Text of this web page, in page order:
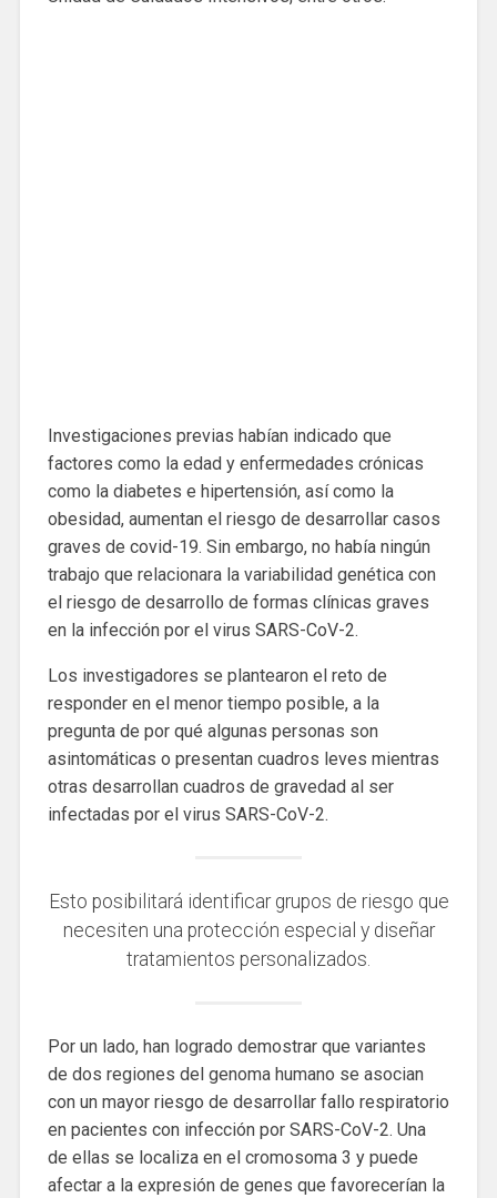
Investigaciones previas habían indicado que
factores como la edad y enfermedades crónicas
como la diabetes e hipertensión, así como la
obesidad, aumentan el riesgo de desarrollar casos
graves de covid-19. Sin embargo, no había ningún
trabajo que relacionara la variabilidad genética con
el riesgo de desarrollo de formas clínicas graves
en la infección por el virus SARS-CoV-2.
Los investigadores se plantearon el reto de
responder en el menor tiempo posible, a la
pregunta de por qué algunas personas son
asintomáticas o presentan cuadros leves mientras
otras desarrollan cuadros de gravedad al ser
infectadas por el virus SARS-CoV-2.
Esto posibilitará identificar grupos de riesgo que
necesiten una protección especial y diseñar
tratamientos personalizados.
Por un lado, han logrado demostrar que variantes
de dos regiones del genoma humano se asocian
con un mayor riesgo de desarrollar fallo respiratorio
en pacientes con infección por SARS-CoV-2. Una
de ellas se localiza en el cromosoma 3 y puede
afectar a la expresión de genes que favorecerían la